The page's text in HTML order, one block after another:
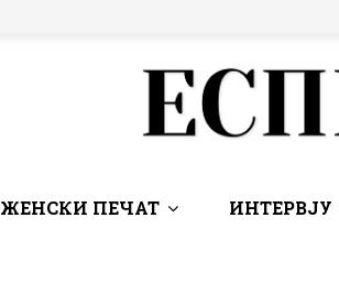
ЖЕНСКИ ПЕЧАТ ИНТЕРВЈУ